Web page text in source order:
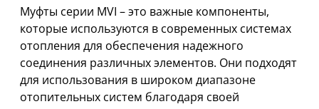
Муфты серии MVI – это важные компоненты,
которые используются в современных системах
отопления для обеспечения надежного
соединения различных элементов. Они подходят
для использования в широком диапазоне
отопительных систем благодаря своей